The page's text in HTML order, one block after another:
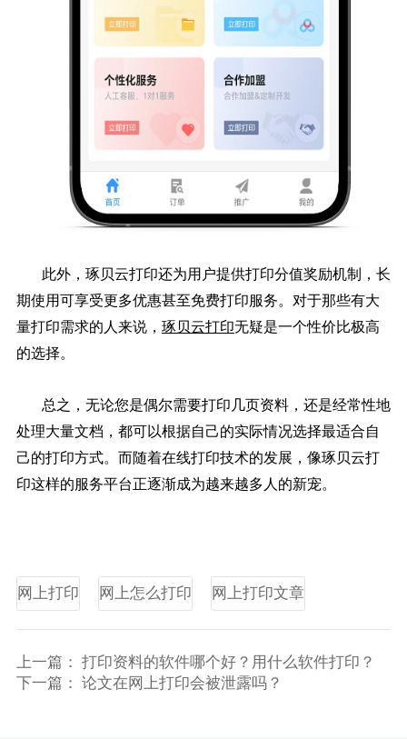
此外，琢贝云打印还为用户提供打印分值奖励机制，长
期使用可享受更多优惠甚至免费打印服务。对于那些有大
量打印需求的人来说， 琢贝云打印无疑是一个性价比极高
的选择。
总之，无论您是偶尔需要打印几页资料，还是经常性地
处理大量文档，都可以根据自己的实际情况选择最适合自
己的打印方式。而随着在线打印技术的发展，像琢贝云打
印这样的服务平台正逐渐成为越来越多人的新宠。
网上打印 网上怎么打印 网上打印文章
上一篇： 打印资料的软件哪个好？用什么软件打印？
下一篇： 论文在网上打印会被泄露吗？